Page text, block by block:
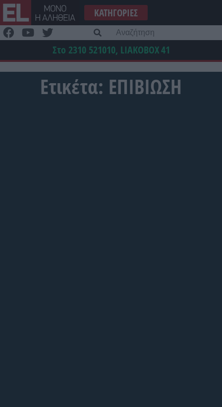
Μετάβαση
στο
περιεχόμενο
ΚΑΤΗΓΟΡΊΕΣ
Στο 2310 521010, LIAKOBOX41
Ετικέτα: ΕΠΙΒΙΩΣΗ